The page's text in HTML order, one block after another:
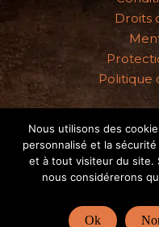
Droits
Politique
Copyright ©
Artiste
Nous utilisons des
personnalisé et la
et à tout visiteur du site.
nous considérerons
Ok